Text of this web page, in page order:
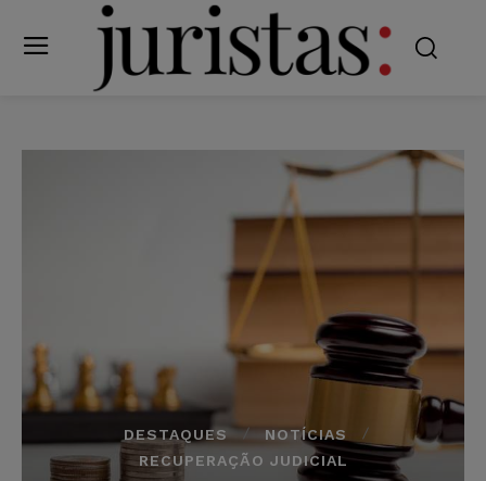
DESTAQUES
NOTÍCIAS
RECUPERAÇÃO JUDICIAL